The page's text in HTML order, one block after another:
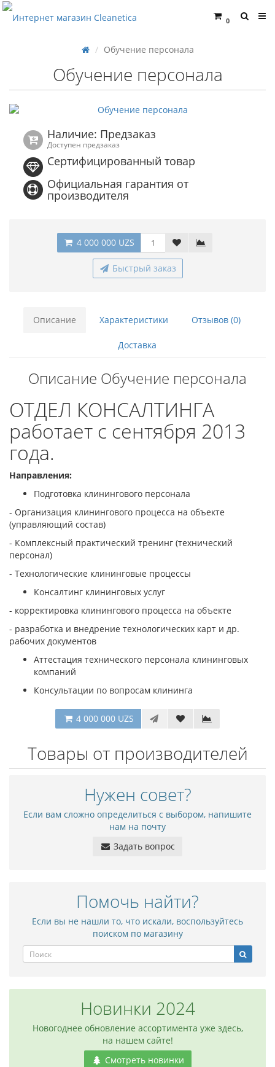
0
Обучение персонала
Обучение персонала
Наличие: Предзаказ
Доступен предзаказ
Сертифицированный товар
Официальная гарантия от
производителя
4 000 000 UZS
Быстрый заказ
Описание Характеристики Отзывов (0)
Доставка
Описание Обучение персонала
ОТДЕЛ КОНСАЛТИНГА
работает с сентября 2013
года.
Направления:
Подготовка клинингового персонала
- Организация клинингового процесса на объекте
(управляющий состав)
- Комплексный практический тренинг (технический
персонал)
- Технологические клининговые процессы
Консалтинг клининговых услуг
- корректировка клинингового процесса на объекте
- разработка и внедрение технологических карт и др.
рабочих документов
Аттестация технического персонала клининговых
компаний
Консультации по вопросам клининга
4 000 000 UZS
Товары от производителей
Нужен совет?
Если вам сложно определиться с выбором, напишите
нам на почту
Задать вопрос
Помочь найти?
Если вы не нашли то, что искали, воспользуйтесь
поиском по магазину
Новинки 2024
Новогоднее обновление ассортимента уже здесь,
на нашем сайте!
Смотреть новинки